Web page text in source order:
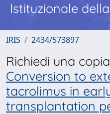
Istituzionale
IRIS 2434/573897
Richiedi una
Conversion to
tacrolimus in
transplantation